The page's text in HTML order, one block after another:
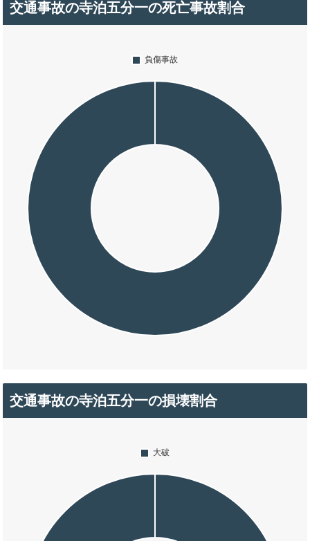
交通事故の寺泊五分一の死亡事故割合
交通事故の寺泊五分一の損壊割合